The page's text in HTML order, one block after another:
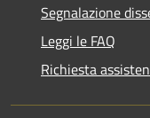
Segnalazione
Leggi le FAQ
Richiesta